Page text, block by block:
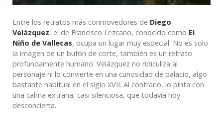
Entre los retratos más conmovedores de Diego
Velázquez, el de Francisco Lezcano, conocido como El
Niño de Vallecas, ocupa un lugar muy especial. No es solo
la imagen de un bufón de corte, también es un retrato
profundamente humano. Velázquez no ridiculiza al
personaje ni lo convierte en una curiosidad de palacio, algo
bastante habitual en el siglo XVII. Al contrario, lo pinta con
una calma extraña, casi silenciosa, que todavía hoy
desconcierta.